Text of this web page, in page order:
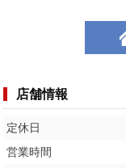
店舗情報
定休日
営業時間